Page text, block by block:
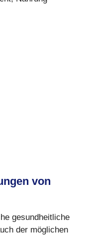
von
gesundheitliche
der möglichen